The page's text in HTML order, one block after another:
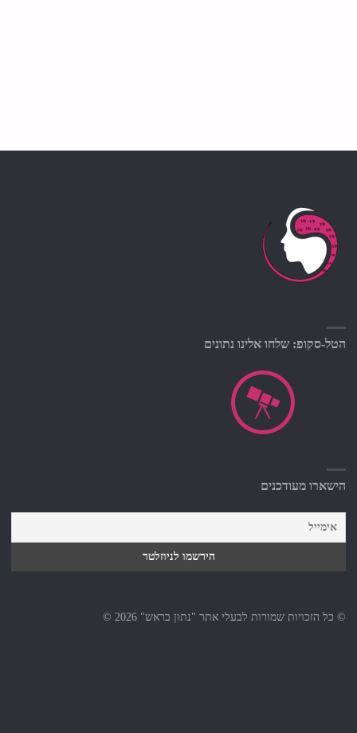
הטל-סקופ: שלחו אלינו נתונים
הישארו מעודכנים
© כל הזכויות שמורות לבעלי אתר "נתון בראש" 2026 ©